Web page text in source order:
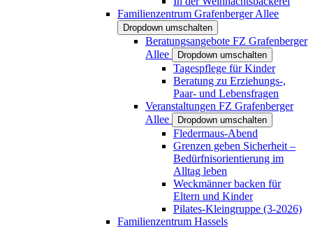
Familienzentrum Grafenberger Allee
Dropdown umschalten
Beratungsangebote FZ Grafenberger
Allee
Dropdown umschalten
Tagespflege für Kinder
Beratung zu Erziehungs-,
Paar- und Lebensfragen
Veranstaltungen FZ Grafenberger
Allee
Dropdown umschalten
Fledermaus-Abend
Grenzen geben Sicherheit –
Bedürfnisorientierung im
Alltag leben
Weckmänner backen für
Eltern und Kinder
Pilates-Kleingruppe (3-2026)
Familienzentrum Hassels